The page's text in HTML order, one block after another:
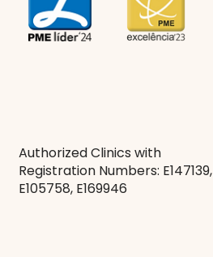
Authorized Clinics with
Registration Numbers: E147139,
E105758, E169946